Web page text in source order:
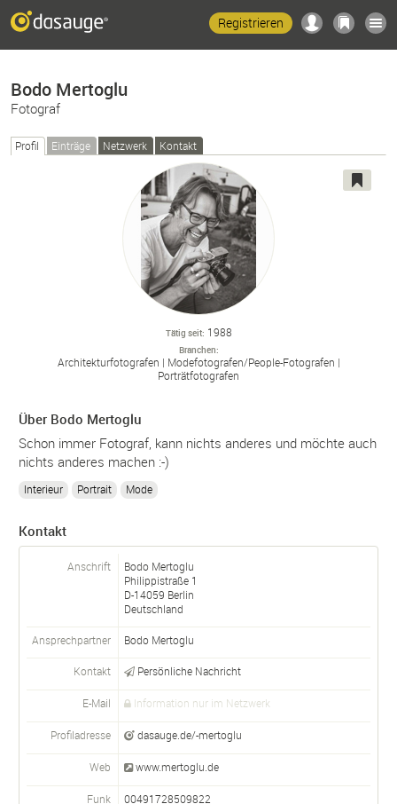
Registrieren
Bodo Mertoglu
Fotograf
Profil Einträge Netzwerk Kontakt
Tätig seit 1988
Branchen
Architekturfotografen Modefotografen/People-Fotografen
Porträtfotografen
Über Bodo Mertoglu
Schon immer Fotograf, kann nichts anderes und möchte auch
nichts anderes machen :-)
Interieur Portrait Mode
Kontakt
Anschrift
Bodo Mertoglu
Philippistraße 1
D-14059 Berlin
Deutschland
Ansprechpartner Bodo Mertoglu
Kontakt Persönliche Nachricht
E-Mail Information nur im Netzwerk
Profiladresse dasauge.de/-mertoglu
Web www.mertoglu.de
Funk 00491728509822